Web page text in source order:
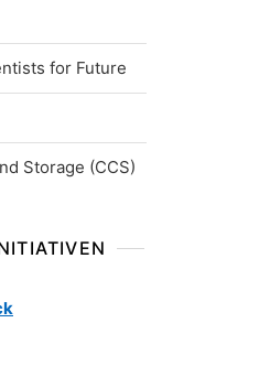
for Future
Storage (CCS)